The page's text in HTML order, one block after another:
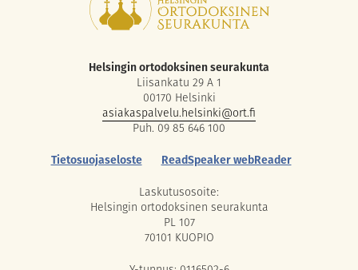
Helsingin ortodoksinen seurakunta
Liisankatu 29 A 1
00170 Helsinki
asiakaspalvelu.helsinki@ort.fi
Puh. 09 85 646 100
Tietosuojaseloste
ReadSpeaker webReader
Laskutusosoite:
Helsingin ortodoksinen seurakunta
PL 107
70101 KUOPIO